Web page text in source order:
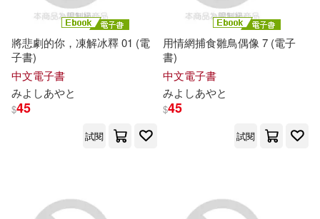
將悲劇的你，凍解冰釋 01 (電
子書)
中文電子書
みよ しあやと
$45
試閱
用情網捕食雛鳥偶像 7 (電子
書)
中文電子書
みよ しあやと
$45
試閱